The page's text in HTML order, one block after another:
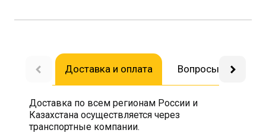
Доставка и оплата Вопросы-ответы
Доставка по всем регионам России и
Казахстана осуществляется через
транспортные компании.